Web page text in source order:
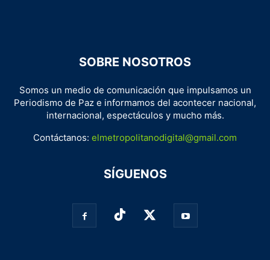
SOBRE NOSOTROS
Somos un medio de comunicación que impulsamos un
Periodismo de Paz e informamos del acontecer nacional,
internacional, espectáculos y mucho más.
Contáctanos: elmetropolitanodigital@gmail.com
SÍGUENOS